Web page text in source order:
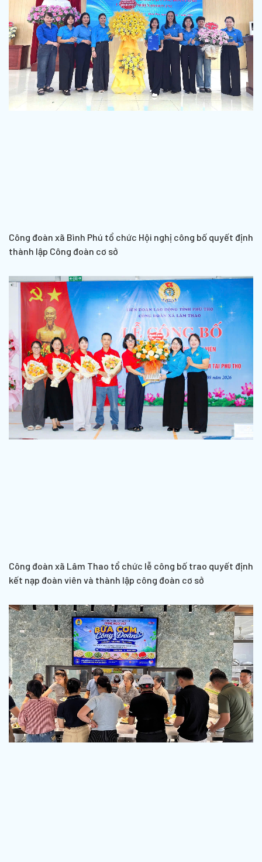
Công đoàn xã Bình Phú tổ chức Hội nghị công bố quyết định
thành lập Công đoàn cơ sở
Công đoàn xã Lâm Thao tổ chức lễ công bố trao quyết định
kết nạp đoàn viên và thành lập công đoàn cơ sở